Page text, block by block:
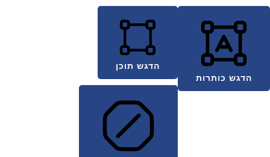
הדגש כותרות
הדגש תוכן